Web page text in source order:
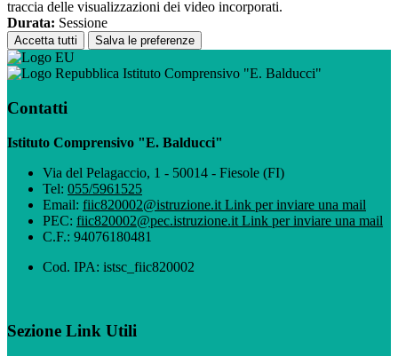
traccia delle visualizzazioni dei video incorporati.
Durata: Sessione
Accetta tutti Salva le preferenze
Istituto Comprensivo "E. Balducci"
Contatti
Istituto Comprensivo "E. Balducci"
Via del Pelagaccio, 1 - 50014 - Fiesole (FI)
Tel: 055/5961525
Email: fiic820002@istruzione.it Link per inviare una mail
PEC: fiic820002@pec.istruzione.it Link per inviare una mail
C.F.: 94076180481
Cod. IPA: istsc_fiic820002
Sezione Link Utili